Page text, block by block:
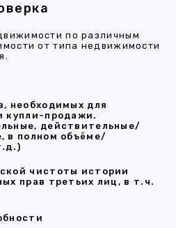
по различным
от типа недвижимости
необходимых для
купли-продажи.
действительные/
в полном объёме/
чистоты истории
прав третьих лиц, в т.ч.